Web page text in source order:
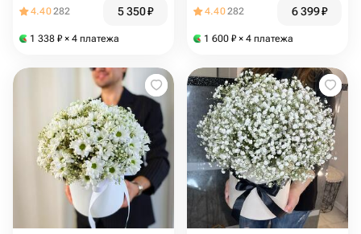
4.40282 5 350₽
1 338 ₽ × 4 платежа
4.40282 6 399₽
1 600 ₽ × 4 платежа